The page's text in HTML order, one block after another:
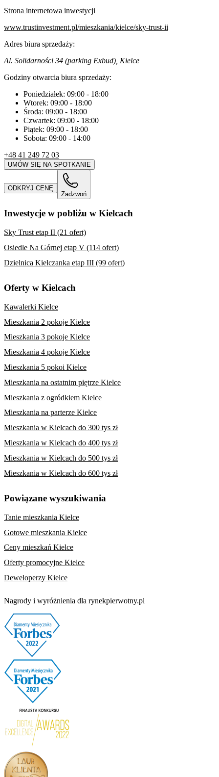
Strona internetowa inwestycji
www.trustinvestment.pl/mieszkania/kielce/sky-trust-ii
Adres biura sprzedaży:
Al. Solidarności 34 (parking Exbud), Kielce
Godziny otwarcia biura sprzedaży:
Poniedziałek: 09:00 - 18:00
Wtorek: 09:00 - 18:00
Środa: 09:00 - 18:00
Czwartek: 09:00 - 18:00
Piątek: 09:00 - 18:00
Sobota: 09:00 - 14:00
+48 41 249 72 03
UMÓW SIĘ NA SPOTKANIE
ODKRYJ CENĘ
Zadzwoń
Inwestycje w pobliżu w Kielcach
Sky Trust etap II (21 ofert)
Osiedle Na Górnej etap V (114 ofert)
Dzielnica Kielczanka etap III (99 ofert)
Oferty w Kielcach
Kawalerki Kielce
Mieszkania 2 pokoje Kielce
Mieszkania 3 pokoje Kielce
Mieszkania 4 pokoje Kielce
Mieszkania 5 pokoi Kielce
Mieszkania na ostatnim piętrze Kielce
Mieszkania z ogródkiem Kielce
Mieszkania na parterze Kielce
Mieszkania w Kielcach do 300 tys zł
Mieszkania w Kielcach do 400 tys zł
Mieszkania w Kielcach do 500 tys zł
Mieszkania w Kielcach do 600 tys zł
Powiązane wyszukiwania
Tanie mieszkania Kielce
Gotowe mieszkania Kielce
Ceny mieszkań Kielce
Oferty promocyjne Kielce
Deweloperzy Kielce
Nagrody i wyróżnienia dla rynekpierwotny.pl